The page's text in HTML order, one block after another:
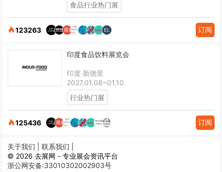
食品行业热门展
123263 订阅
印度食品饮料展览会
印度·新德里
2027.01.08~01.10
行业热门展
125436 订阅
关于我们 | 联系我们 |
© 2026 去展网 - 专业展会资讯平台
浙公网安备:33010302002903号